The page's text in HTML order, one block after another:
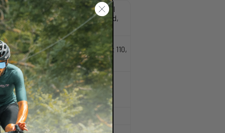
leverage rate, guided internal
shock mount, downtube guard,
travel 145mm-160mm
GRIP X2, 44mm offset, Boost 110,
Fox, 113kg Misura: M Molla
Fox, 181kg Misura: XL Molla
500 lbs